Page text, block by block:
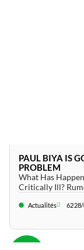
PAUL BIYA IS
PROBLEM
What Has
Critically Ill?
Actualités 62